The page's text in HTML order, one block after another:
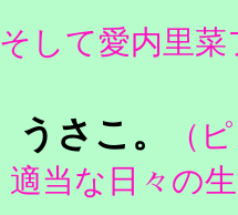
そして愛内里
うさこ。
（
適当な日々の